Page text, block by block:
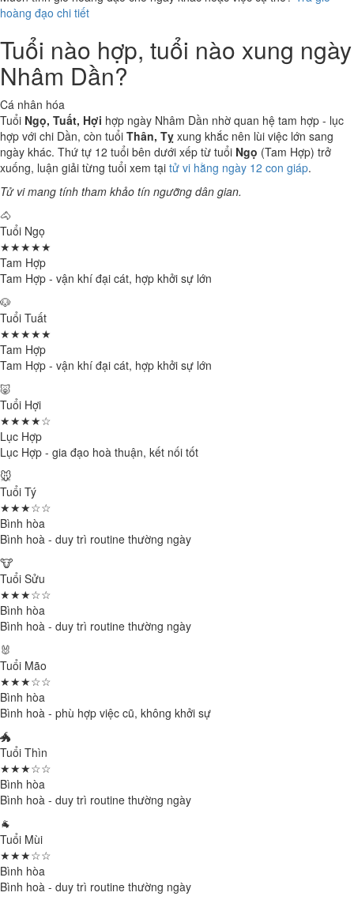
hoàng đạo chi tiết
Tuổi nào hợp, tuổi nào xung ngày
Nhâm Dần?
Cá nhân hóa
Tuổi Ngọ, Tuất, Hợi hợp ngày Nhâm Dần nhờ quan hệ tam hợp - lục
hợp với chi Dần, còn tuổi Thân, Tỵ xung khắc nên lùi việc lớn sang
ngày khác. Thứ tự 12 tuổi bên dưới xếp từ tuổi Ngọ (Tam Hợp) trở
xuống, luận giải từng tuổi xem tại tử vi hằng ngày 12 con giáp.
Tử vi mang tính tham khảo tín ngưỡng dân gian.
🐴
Tuổi Ngọ
★★★★★
Tam Hợp
Tam Hợp - vận khí đại cát, hợp khởi sự lớn
🐶
Tuổi Tuất
★★★★★
Tam Hợp
Tam Hợp - vận khí đại cát, hợp khởi sự lớn
🐷
Tuổi Hợi
★★★★☆
Lục Hợp
Lục Hợp - gia đạo hoà thuận, kết nối tốt
🐭
Tuổi Tý
★★★☆☆
Bình hòa
Bình hoà - duy trì routine thường ngày
🐮
Tuổi Sửu
★★★☆☆
Bình hòa
Bình hoà - duy trì routine thường ngày
🐰
Tuổi Mão
★★★☆☆
Bình hòa
Bình hoà - phù hợp việc cũ, không khởi sự
🐲
Tuổi Thìn
★★★☆☆
Bình hòa
Bình hoà - duy trì routine thường ngày
🐐
Tuổi Mùi
★★★☆☆
Bình hòa
Bình hoà - duy trì routine thường ngày